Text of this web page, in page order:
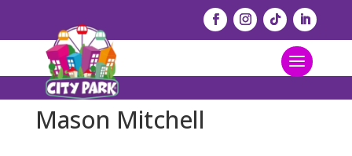
Mason Mitchell